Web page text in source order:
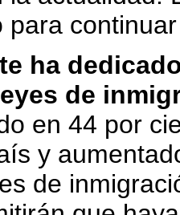
para
ha
de
en 44 por
y
de